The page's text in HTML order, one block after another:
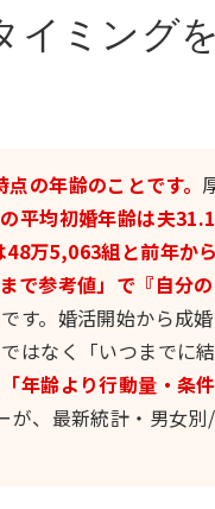
イミング
の年齢のことです。
平均初婚年齢は夫
48万5,063組と前年か
で参考値」で『自分
す。婚活開始から成
はなく「いつまでに
年齢より行動量・条
が、最新統計・男女